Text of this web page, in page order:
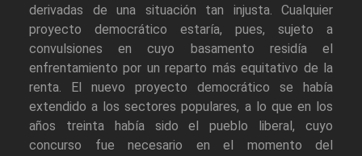
derivadas de una situación tan injusta. Cualquier
proyecto democrático estaría, pues, sujeto a
convulsiones en cuyo basamento residía el
enfrentamiento por un reparto más equitativo de la
renta. El nuevo proyecto democrático se había
extendido a los sectores populares, a lo que en los
años treinta había sido el pueblo liberal, cuyo
concurso fue necesario en el momento del